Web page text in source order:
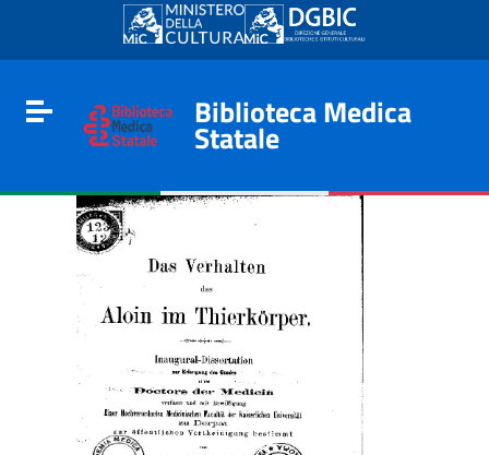
Go to content
Go to the navigation menu
Go to the footer
Toggle navigation
Biblioteca Medica
Statale